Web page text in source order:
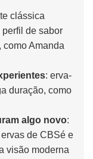
clássica
perfil de sabor
comoAmanda
: erva-
duração, como
algo novo:
de CBSé e
visão moderna